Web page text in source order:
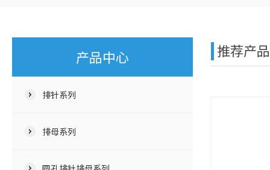
产品中心
排针系列
排母系列
推荐产品